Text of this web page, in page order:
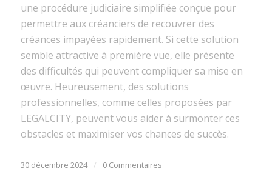
une procédure judiciaire simplifiée conçue pour
permettre aux créanciers de recouvrer des
créances impayées rapidement. Si cette solution
semble attractive à première vue, elle présente
des difficultés qui peuvent compliquer sa mise en
œuvre. Heureusement, des solutions
professionnelles, comme celles proposées par
LEGALCITY, peuvent vous aider à surmonter ces
obstacles et maximiser vos chances de succès.
30 décembre 2024 / 0 Commentaires